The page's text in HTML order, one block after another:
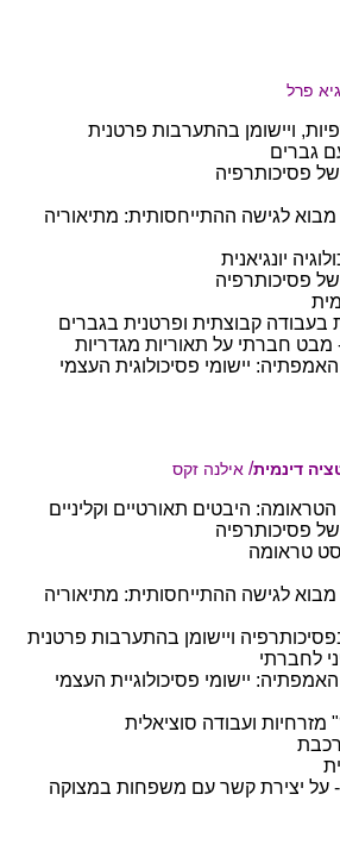
פרל
ויישומן בהתערבות פרטנית
גברים
של פסיכותרפיה
לגישה ההתייחסותית: מתיאוריה
יונגיאנית
של פסיכותרפיה
בעבודה קבוצתית ופרטנית בגברים​
- מבט חברתי על תאוריות מגדריות
יישומי פסיכולוגית העצמי
דינמית/ אילנה זקס
הטראומה: היבטים תאורטיים וקליניים
של פסיכותרפיה
טראומה
לגישה ההתייחסותית: מתיאוריה
ויישומן בהתערבות פרטנית
לחברתי
יישומי פסיכולוגיית העצמי
ועבודה סוציאלית
- על יצירת קשר עם משפחות במצוקה